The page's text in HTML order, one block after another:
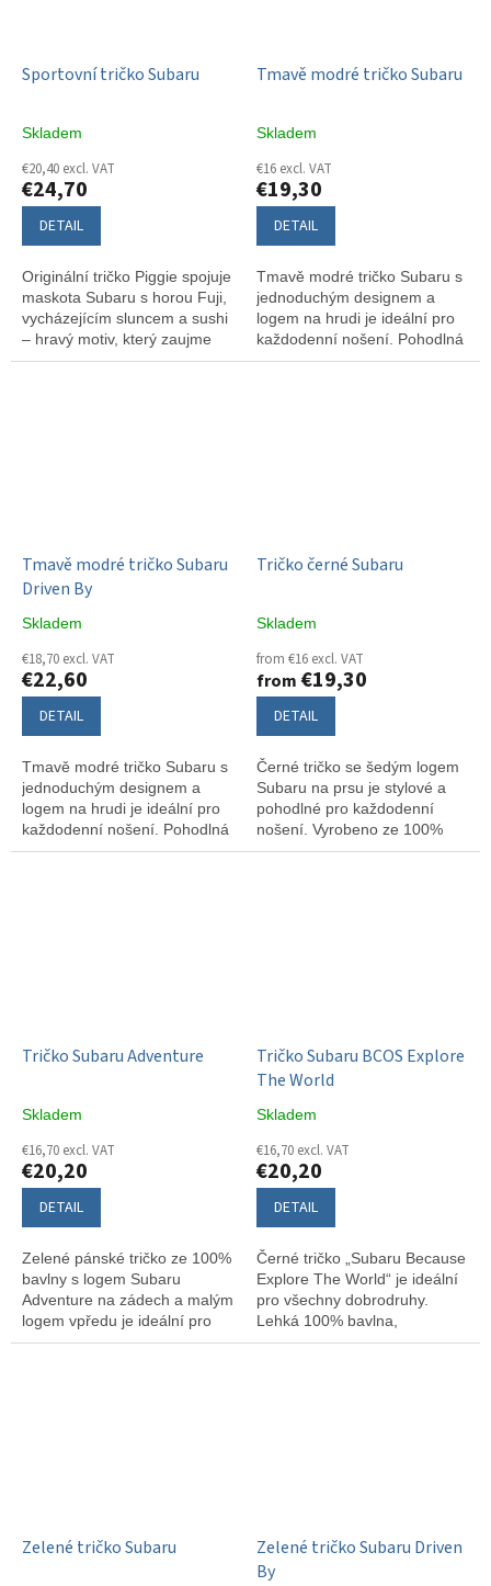
Sportovní tričko Subaru
Skladem
€20,40 excl. VAT
€24,70
DETAIL
Originální tričko Piggie spojuje
maskota Subaru s horou Fuji,
vycházejícím sluncem a sushi
– hravý motiv, který zaujme
každého fanouška značky i
Tmavě modré tričko Subaru
Skladem
€16 excl. VAT
€19,30
DETAIL
Tmavě modré tričko Subaru s
jednoduchým designem a
logem na hrudi je ideální pro
každodenní nošení. Pohodlná
bavlna a styl v jednom.
Tmavě modré tričko Subaru
Driven By
Skladem
€18,70 excl. VAT
€22,60
DETAIL
Tmavě modré tričko Subaru s
jednoduchým designem a
logem na hrudi je ideální pro
každodenní nošení. Pohodlná
bavlna a styl v jednom.
Tričko černé Subaru
Skladem
from €16 excl. VAT
from €19,30
DETAIL
Černé tričko se šedým logem
Subaru na prsu je stylové a
pohodlné pro každodenní
nošení. Vyrobeno ze 100%
bavlny, skvěle padne.
Tričko Subaru Adventure
Skladem
€16,70 excl. VAT
€20,20
DETAIL
Zelené pánské tričko ze 100%
bavlny s logem Subaru
Adventure na zádech a malým
logem vpředu je ideální pro
všechny milovníky
Tričko Subaru BCOS Explore
The World
Skladem
€16,70 excl. VAT
€20,20
DETAIL
Černé tričko „Subaru Because
Explore The World“ je ideální
pro všechny dobrodruhy.
Lehká 100% bavlna,
inspirativní potisk na hrudi a
Zelené tričko Subaru
Zelené tričko Subaru Driven
By